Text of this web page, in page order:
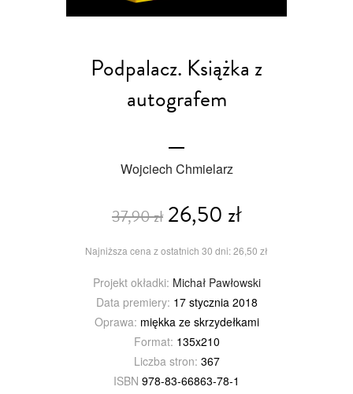
Podpalacz. Książka z
autografem
Wojciech Chmielarz
37,90 zł26,50 zł
Najniższa cena z ostatnich 30 dni: 26,50 zł
Projekt okładki: Michał Pawłowski
Data premiery: 17 stycznia 2018
Oprawa: miękka ze skrzydełkami
Format: 135x210
Liczba stron: 367
ISBN 978-83-66863-78-1